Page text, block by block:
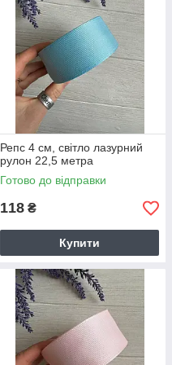
Репс 4 см, світло лазурний
рулон 22,5 метра
Готово до відправки
118 ₴
Купити